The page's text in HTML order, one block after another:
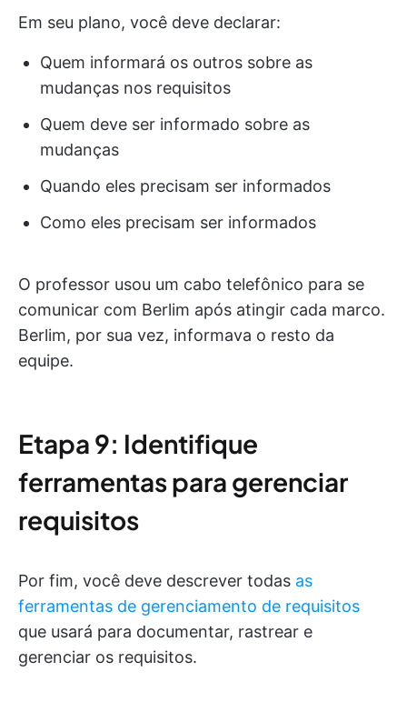
Em seu plano, você deve declarar:
Quem informará os outros sobre as
mudanças nos requisitos
Quem deve ser informado sobre as
mudanças
Quando eles precisam ser informados
Como eles precisam ser informados
O professor usou um cabo telefônico para se
comunicar com Berlim após atingir cada marco.
Berlim, por sua vez, informava o resto da
equipe.
Etapa 9: Identifique
ferramentas para gerenciar
requisitos
Por fim, você deve descrever todas as
ferramentas de gerenciamento de requisitos
que usará para documentar, rastrear e
gerenciar os requisitos.